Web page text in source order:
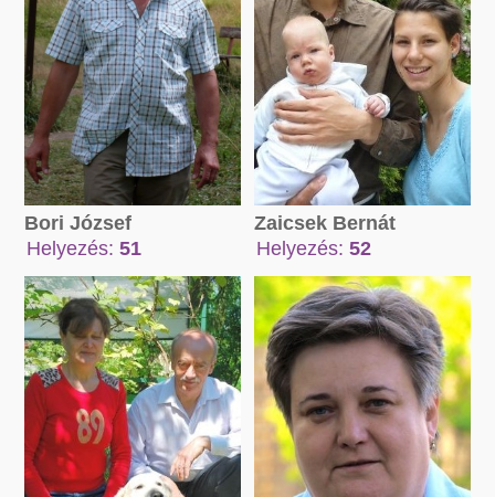
Bori József
Helyezés:51
Összpont:
79107 pont
Zaicsek Bernát
Helyezés:52
Összpont:
101346 pont